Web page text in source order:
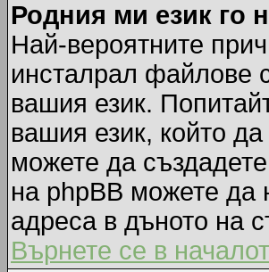
Родния ми език го
Най-вероятните
инсталрал файлове
вашия език.
вашия език, който
можете да
на phpBB можете да
адреса в дъното на
Върнете се в